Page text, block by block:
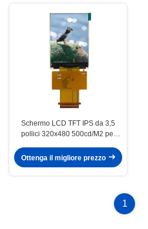
Schermo LCD TFT IPS da 3,5
pollici 320x480 500cd/M2 per
Ottenga il migliore prezzo
1